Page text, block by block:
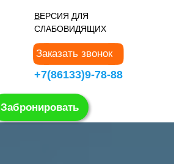
Заказать звонок
+7(86133)9-78-88
ВЕРСИЯ ДЛЯ
СЛАБОВИДЯЩИХ
Забронировать